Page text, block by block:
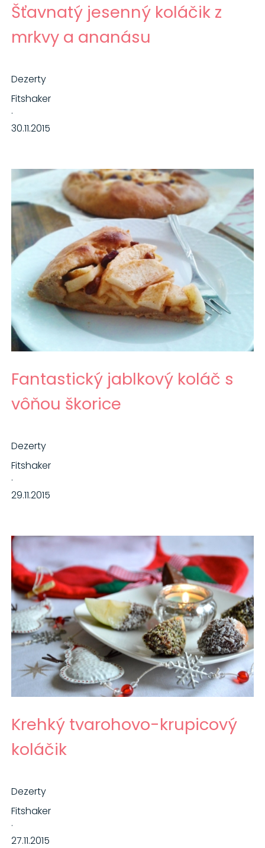
Šťavnatý jesenný koláčik z
mrkvy a ananásu
Dezerty
Fitshaker
·
30.11.2015
Fantastický jablkový koláč s
vôňou škorice
Dezerty
Fitshaker
·
29.11.2015
Krehký tvarohovo-krupicový
koláčik
Dezerty
Fitshaker
·
27.11.2015